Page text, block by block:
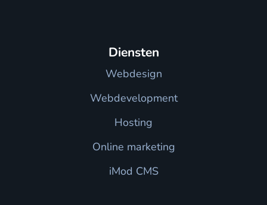
Diensten
Webdesign
Webdevelopment
Hosting
Online marketing
iMod CMS